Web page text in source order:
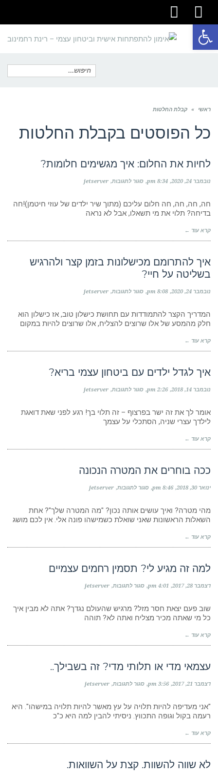
פתח סרגל נגישות
facebook
youtube
תפריט
ראשי » קבלת החלטות
כל הפוסטים בקבלת החלטות
לחיות את החלום: איך מגשימים חלומות?
נובמבר 24, 2020 8:34 pm סגור לתגובותעל
החלום:
איך
מגשימים
jetserver
חה, חה, חה, חה חלום עליכם (מתוך שיר ילדים של עוזי חיטמן)!חה
בדיחה? תלוי את מי תשאלו, אבל לא נראה
קרא עוד ←
איך להתרומם מכישלונות בזמן קצר ולהרגיש
בשליטה על חיי?
נובמבר 24, 2020 8:08 pm סגור לתגובותעל
מכישלונות
בזמן
קצר
על
jetserver
המדריך הקצר להתמודדות עם תחושת כישלון טוב, אז כישלון הוא
חלק מהמסע של אלו שרוצים להצליח, אלו שרוצים להיות במקום
קרא עוד ←
איך לגדל ילדים עם ביטחון עצמי בריא?
נובמבר 14, 2018 2:26 pm סגור לתגובותעל
ילדים
עם
ביטחון
jetserver
אומר לך את זה ישר בפרצוף – זה תלוי בך! רגע לפני שאת דואגת
לילדך עצרי שניה, הסתכלי על עצמך
קרא עוד ←
ככה בוחרים את המטרה הנכונה
ינואר 30, 2018 8:46 pm סגור לתגובותעל
את
המטרה
הנכונה
jetserver
מהי מטרה? ואיך עושים אותה נכון? "מה המטרה שלך"? אחת
השאלות הראשונות שאני שואלת כשמישהו פונה אלי. אין לכם מושג
קרא עוד ←
למה זה מגיע לי? תסמין רחמים עצמיים
דצמבר 28, 2017 4:01 pm סגור לתגובותעל
מגיע
לי?
תסמין
jetserver
שוב פעם יצאת חסר מזל? מרגיש שהעולם נגדך? אתה לא מבין איך
כל מי שאתה מכיר מצליח ואתה לא? תוהה
קרא עוד ←
עצמאי מדי או תלותי מדי? זה בשבילך..
דצמבר 21, 2017 3:56 pm סגור לתגובותעל
או
תלותי
מדי?
jetserver
"אני מעדיפה להיות תלויה על עץ מאשר להיות תלויה במישהו". היא
רעמה בקול וגופה התכווץ. ניסיתי להבין למה היא כ"כ
קרא עוד ←
לא שווה להשוות. קצת על השוואות.